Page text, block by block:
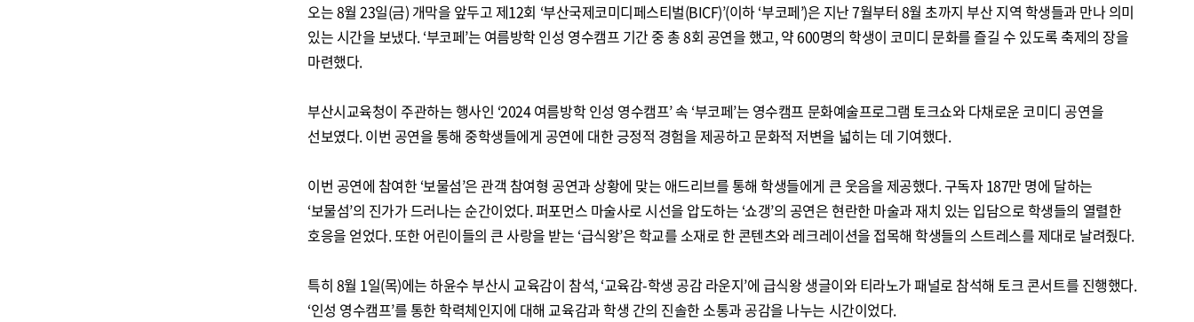
오는 8월 23일(금) 개막을 앞두고 제12회 ‘부산국제코미디페스티벌(BICF)’(이하 ‘부코페’)은 지난 7월부터 8월 초까지 부산 지역 학생들과 만나 의미
있는 시간을 보냈다. ‘부코페’는 여름방학 인성 영수캠프 기간 중 총 8회 공연을 했고, 약 600명의 학생이 코미디 문화를 즐길 수 있도록 축제의 장을
마련했다.
부산시교육청이 주관하는 행사인 ‘2024 여름방학 인성 영수캠프’ 속 ‘부코페’는 영수캠프 문화예술프로그램 토크쇼와 다채로운 코미디 공연을
선보였다. 이번 공연을 통해 중학생들에게 공연에 대한 긍정적 경험을 제공하고 문화적 저변을 넓히는 데 기여했다.
이번 공연에 참여한 ‘보물섬’은 관객 참여형 공연과 상황에 맞는 애드리브를 통해 학생들에게 큰 웃음을 제공했다. 구독자 187만 명에 달하는
‘보물섬’의 진가가 드러나는 순간이었다. 퍼포먼스 마술사로 시선을 압도하는 ‘쇼갱’의 공연은 현란한 마술과 재치 있는 입담으로 학생들의 열렬한
호응을 얻었다. 또한 어린이들의 큰 사랑을 받는 ‘급식왕’은 학교를 소재로 한 콘텐츠와 레크레이션을 접목해 학생들의 스트레스를 제대로 날려줬다.
특히 8월 1일(목)에는 하윤수 부산시 교육감이 참석, ‘교육감-학생 공감 라운지’에 급식왕 생글이와 티라노가 패널로 참석해 토크 콘서트를 진행했다.
‘인성 영수캠프’를 통한 학력체인지에 대해 교육감과 학생 간의 진솔한 소통과 공감을 나누는 시간이었다.